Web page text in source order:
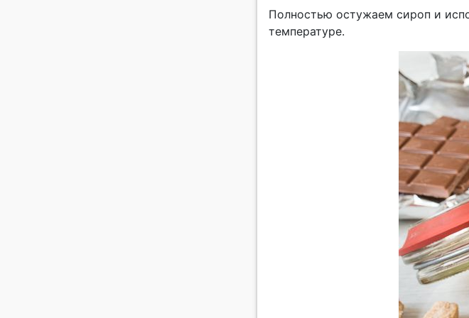
Полностью остужаем сироп и
температуре.